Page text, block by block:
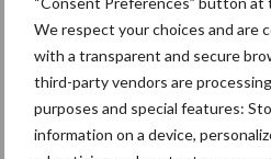
We respect your choices and are
with a transparent and secure
third-party vendors are
purposes and special features:
information on a device,
Recent nieuws
7 aug
Britse
vreest
najaar